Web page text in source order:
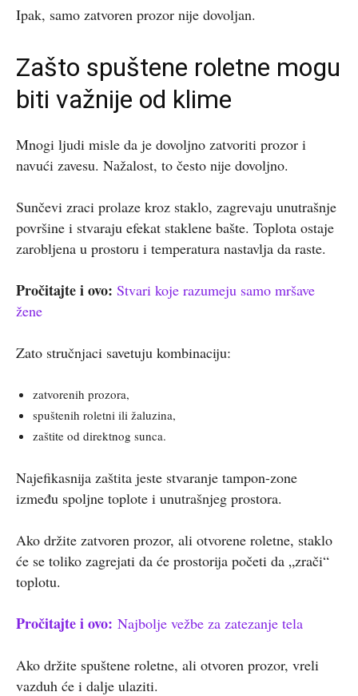
Ipak, samo zatvoren prozor nije dovoljan.
Zašto spuštene roletne mogu
biti važnije od klime
Mnogi ljudi misle da je dovoljno zatvoriti prozor i
navući zavesu. Nažalost, to često nije dovoljno.
Sunčevi zraci prolaze kroz staklo, zagrevaju unutrašnje
površine i stvaraju efekat staklene bašte. Toplota ostaje
zarobljena u prostoru i temperatura nastavlja da raste.
Pročitajte i ovo: Stvari koje razumeju samo mršave
žene
Zato stručnjaci savetuju kombinaciju:
zatvorenih prozora,
spuštenih roletni ili žaluzina,
zaštite od direktnog sunca.
Najefikasnija zaštita jeste stvaranje tampon-zone
između spoljne toplote i unutrašnjeg prostora.
Ako držite zatvoren prozor, ali otvorene roletne, staklo
će se toliko zagrejati da će prostorija početi da „zrači“
toplotu.
Pročitajte i ovo: Najbolje vežbe za zatezanje tela
Ako držite spuštene roletne, ali otvoren prozor, vreli
vazduh će i dalje ulaziti.